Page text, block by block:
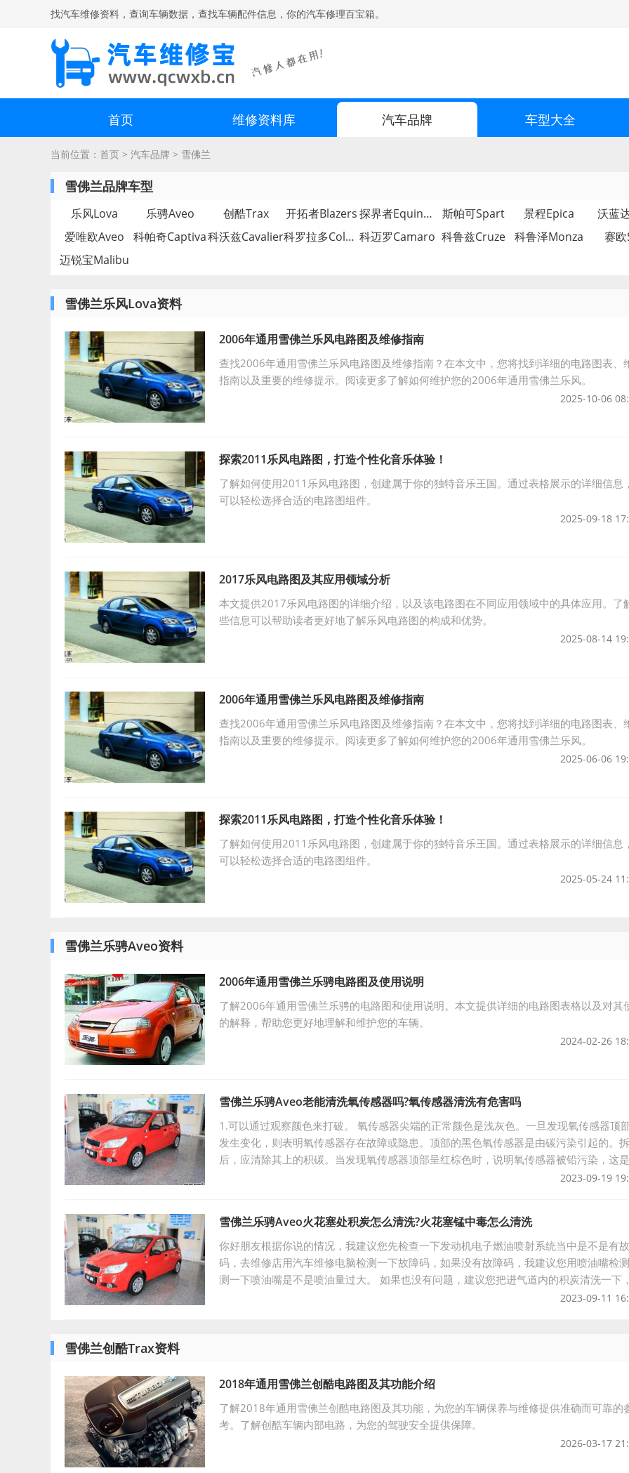
找汽车维修资料，查询车辆数据，查找车辆配件信息，你的汽车修理百宝箱。
首页 维修资料库 汽车品牌 车型大全
当前位置： 首页 > 汽车品牌 > 雪佛兰
雪佛兰品牌车型
乐风Lova 乐骋Aveo 创酷Trax 开拓者Blazers 探界者Equinox 斯帕可Spart 景程Epica
沃蓝
爱唯欧Aveo
科帕奇Captiva科沃兹Cavalier 科罗拉多Colorado 科迈罗Camaro 科鲁兹Cruze 科鲁泽Monza
赛
迈锐宝Malibu
雪佛兰乐风Lova资料
2006年通用雪佛兰乐风电路图及维修指南
查找2006年通用雪佛兰乐风电路图及维修指南？在本文中，您将找到详细的电路图表、
指南以及重要的维修提示。阅读更多了解如何维护您的2006年通用雪佛兰乐风。
2025-10-06
探索2011乐风电路图，打造个性化音乐体验！
了解如何使用2011乐风电路图，创建属于你的独特音乐王国。通过表格展示的详细信息
可以轻松选择合适的电路图组件。
2025-09-18
2017乐风电路图及其应用领域分析
本文提供2017乐风电路图的详细介绍，以及该电路图在不同应用领域中的具体应用。了
些信息可以帮助读者更好地了解乐风电路图的构成和优势。
2025-08-14
2006年通用雪佛兰乐风电路图及维修指南
查找2006年通用雪佛兰乐风电路图及维修指南？在本文中，您将找到详细的电路图表、
指南以及重要的维修提示。阅读更多了解如何维护您的2006年通用雪佛兰乐风。
2025-06-06
探索2011乐风电路图，打造个性化音乐体验！
了解如何使用2011乐风电路图，创建属于你的独特音乐王国。通过表格展示的详细信息
可以轻松选择合适的电路图组件。
2025-05-24
雪佛兰乐骋Aveo资料
2006年通用雪佛兰乐骋电路图及使用说明
了解2006年通用雪佛兰乐骋的电路图和使用说明。本文提供详细的电路图表格以及对其
的解释，帮助您更好地理解和维护您的车辆。
2024-02-26
雪佛兰乐骋Aveo老能清洗氧传感器吗?氧传感器清洗有危害吗
1.可以通过观察颜色来打破。 氧传感器尖端的正常颜色是浅灰色。一旦发现氧传感器顶
发生变化，则表明氧传感器存在故障或隐患。顶部的黑色氧传感器是由碳污染引起的。
后，应清除其上的积碳。当发现氧传感器顶部呈红棕色时，说明氧传感器被铅污染，这
2023-09-19
雪佛兰乐骋Aveo火花塞处积炭怎么清洗?火花塞锰中毒怎么清洗
你好朋友根据你说的情况，我建议您先检查一下发动机电子燃油喷射系统当中是不是有
码，去维修店用汽车维修电脑检测一下故障码，如果没有故障码，我建议您用喷油嘴检
测一下喷油嘴是不是喷油量过大。 如果也没有问题，建议您把进气道内的积炭清洗一下
2023-09-11
雪佛兰创酷Trax资料
2018年通用雪佛兰创酷电路图及其功能介绍
了解2018年通用雪佛兰创酷电路图及其功能，为您的车辆保养与维修提供准确而可靠的
考。了解创酷车辆内部电路，为您的驾驶安全提供保障。
2026-03-17